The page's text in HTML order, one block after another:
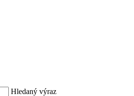
Hledaný výraz